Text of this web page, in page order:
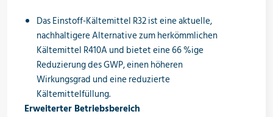
Angebote
Neu im Sortiment
Das Einstoff-Kältemittel R32 ist eine aktuelle,
nachhaltigere Alternative zum herkömmlichen
Kältemittel R410A und bietet eine 66 %ige
Reduzierung des GWP, einen höheren
Wirkungsgrad und eine reduzierte
Kältemittelfüllung.
Erweiterter Betriebsbereich